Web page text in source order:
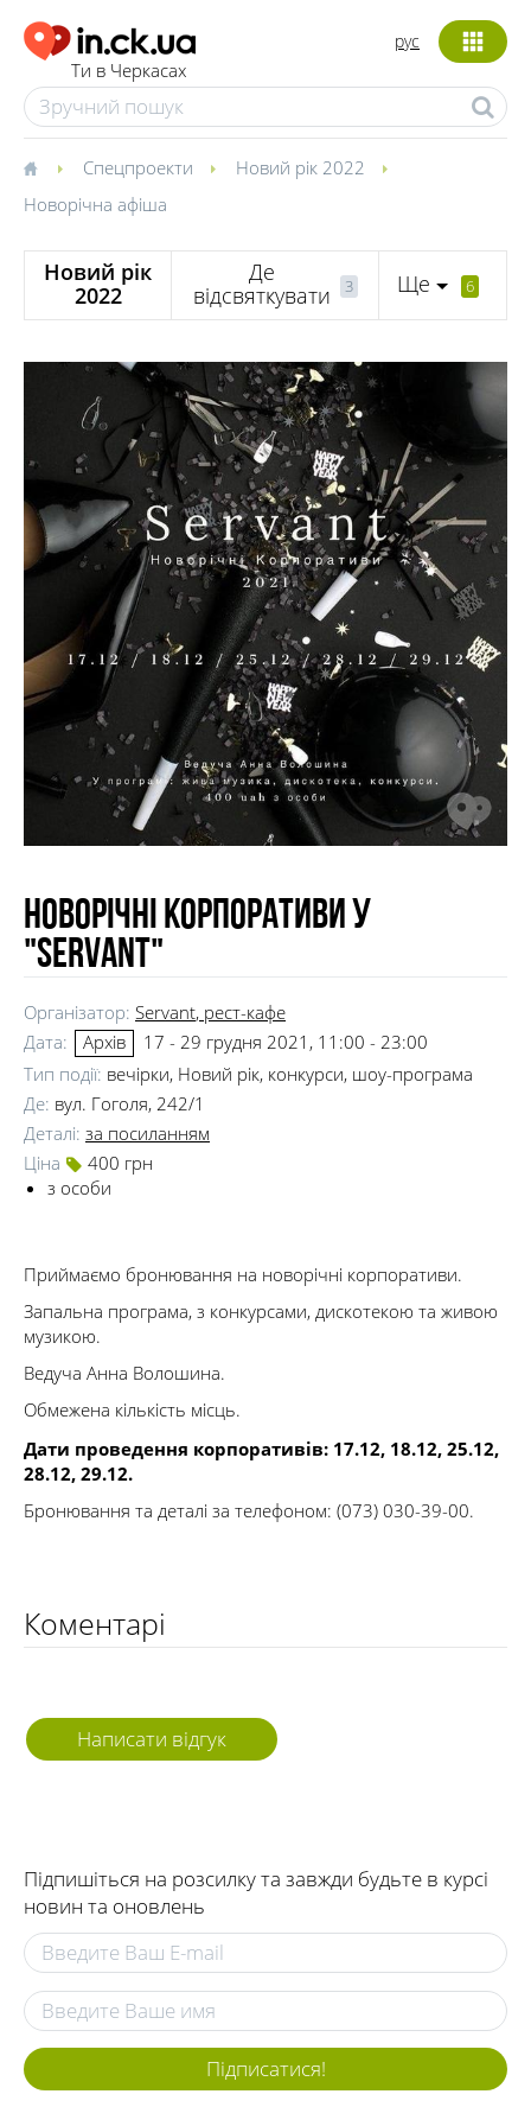
Ти в Черкасах
рус
Спецпроекти
Новий рік 2022
Новорічна афіша
Новий рік
2022
Де
відсвяткувати
3 Ще 6
Новорічні корпоративи у
"Servant"
Організатор: Servant, рест-кафе
Дата:
Архів
17 - 29 грудня 2021, 11:00 - 23:00
Тип події: вечірки, Новий рік, конкурси, шоу-програма
Де: вул. Гоголя, 242/1
Деталі: за посиланням
Ціна
400 грн
з особи
Приймаємо бронювання на новорічні корпоративи.
Запальна програма, з конкурсами, дискотекою та живою
музикою.
Ведуча Анна Волошина.
Обмежена кількість місць.
Дати проведення корпоративів: 17.12, 18.12, 25.12,
28.12, 29.12.
Бронювання та деталі за телефоном: (073) 030-39-00.
Коментарі
Написати відгук
Підпишіться на розсилку та завжди будьте в курсі
новин та оновлень
Підписатися!